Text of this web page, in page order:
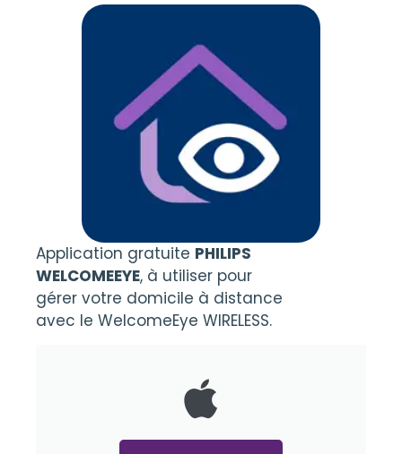
Application gratuite PHILIPS
WELCOMEEYE, à utiliser pour
gérer votre domicile à distance
avec le WelcomeEye WIRELESS.